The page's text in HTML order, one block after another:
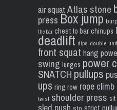
air squat Atlas stone
press Box jump
the bar chest to bar chinups
deadlift dips double
front squat hang
swing lunges power
SNATCH pullups
ups ring row rope climb
twist shoulder press sit